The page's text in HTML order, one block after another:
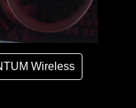
Wireless